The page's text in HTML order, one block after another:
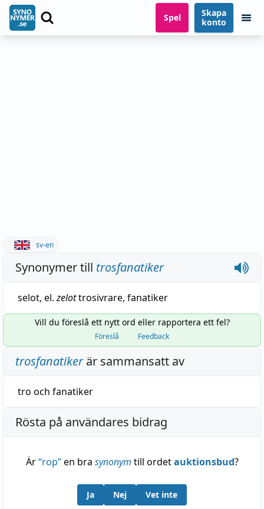
Spel
Skapa
konto
sv-en
Synonymer till trosfanatiker
selot, el.zelottrosivrare, fanatiker
Vill du föreslå ett nytt ord eller rapportera ett fel?
Föreslå Feedback
trosfanatikerär sammansatt av
tro och fanatiker
Rösta på användares bidrag
Är“rop”en bra synonym till ordetauktionsbud?
Ja Nej Vet inte